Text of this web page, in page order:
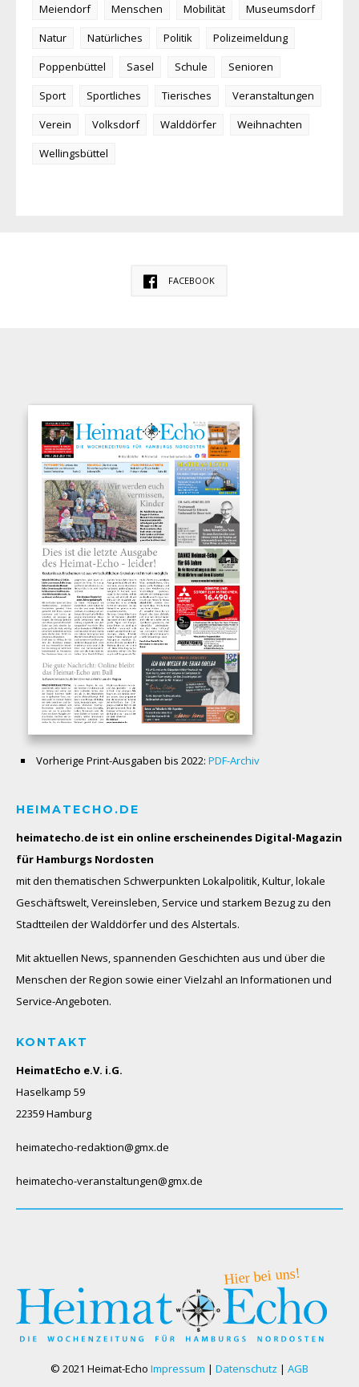
Meiendorf
Menschen Mobilität
Museumsdorf
Natur
Natürliches Politik
Polizeimeldung
Poppenbüttel
Sasel Schule
Senioren
Sport
Sportliches Tierisches
Veranstaltungen
Verein
Volksdorf Walddörfer
Weihnachten
Wellingsbüttel
FACEBOOK
Vorherige Print-Ausgaben bis 2022: PDF-Archiv
HEIMATECHO.DE
heimatecho.de ist ein online erscheinendes Digital-Magazin
für Hamburgs Nordosten
mit den thematischen Schwerpunkten Lokalpolitik, Kultur, lokale
Geschäftswelt, Vereinsleben, Service und starkem Bezug zu den
Stadtteilen der Walddörfer und des Alstertals.
Mit aktuellen News, spannenden Geschichten aus und über die
Menschen der Region sowie einer Vielzahl an Informationen und
Service-Angeboten.
KONTAKT
HeimatEcho e.V. i.G.
Haselkamp 59
22359 Hamburg
heimatecho-redaktion@gmx.de
heimatecho-veranstaltungen@gmx.de
© 2021 Heimat-Echo Impressum | Datenschutz | AGB